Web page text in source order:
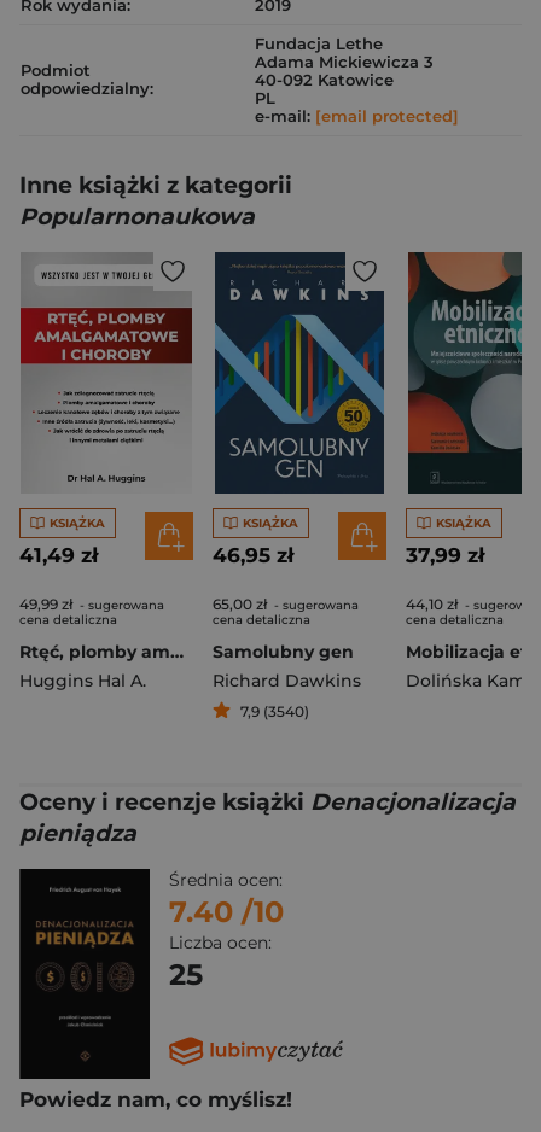
Rok wydania: 2019
Podmiot
odpowiedzialny:
Fundacja Lethe
Adama Mickiewicza 3
40-092 Katowice
PL
e-mail: [email protected]
Inne książki z kategorii
Popularnonaukowa
KSIĄŻKA
41,49 zł
49,99 zł - sugerowana
cena detaliczna
Rtęć, plomby amalgamatowe i choroby. Wszystko jest w Twojej głowie
Huggins Hal A.
KSIĄŻKA
46,95 zł
65,00 zł - sugerowana
cena detaliczna
Samolubny gen
Richard Dawkins
7,9 (3540)
KSIĄŻKA
37,99 zł
44,10 zł -
cena detaliczna
Dolińska
Oceny i recenzje książki Denacjonalizacja
pieniądza
Średnia ocen:
7.40 /10
Liczba ocen:
25
Powiedz nam, co myślisz!